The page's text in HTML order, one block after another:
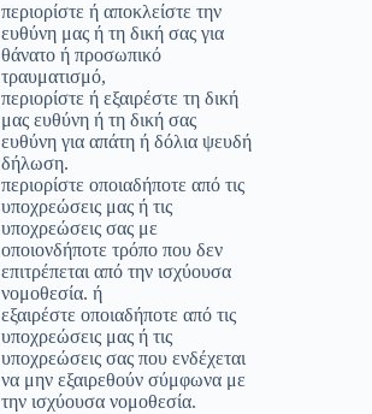
περιορίστε ή αποκλείστε την
ευθύνη μας ή τη δική σας για
θάνατο ή προσωπικό
τραυματισμό,
περιορίστε ή εξαιρέστε τη δική
μας ευθύνη ή τη δική σας
ευθύνη για απάτη ή δόλια ψευδή
δήλωση.
περιορίστε οποιαδήποτε από τις
υποχρεώσεις μας ή τις
υποχρεώσεις σας με
οποιονδήποτε τρόπο που δεν
επιτρέπεται από την ισχύουσα
νομοθεσία. ή
εξαιρέστε οποιαδήποτε από τις
υποχρεώσεις μας ή τις
υποχρεώσεις σας που ενδέχεται
να μην εξαιρεθούν σύμφωνα με
την ισχύουσα νομοθεσία.